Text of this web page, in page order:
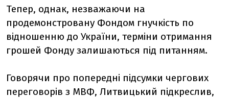
Тепер, однак, незважаючи на
продемонстровану Фондом гнучкість по
відношенню до України, терміни отримання
грошей Фонду залишаються під питанням.
Говорячи про попередні підсумки чергових
переговорів з МВФ, Литвицький підкреслив,